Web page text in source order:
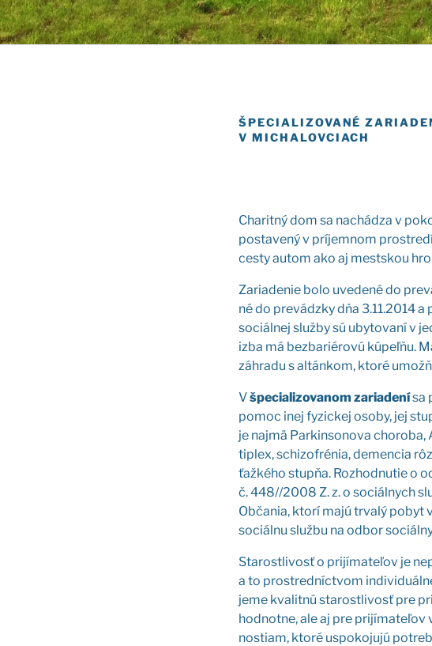
ŠPECIALIZOVANÉ
V MICHALOVCIACH
Cha­rit­ný dom sa nachá­dza v
posta­ve­ný v prí­jem­nom
ces­ty autom ako aj mest­skou
Zaria­de­nie bolo uve­de­né do
né do pre­vádz­ky dňa 3.11.2014
sociál­nej služ­by sú uby­to­va­ní v
izba má bez­ba­ri­é­ro­vú kúpeľ­ňu.
záh­ra­du s altán­kom, kto­ré
Všpe­cia­li­zo­va­nom zaria­de­nísa
pomoc inej fyzic­kej oso­by, jej
je naj­mä Par­kin­so­no­va
tip­lex, schi­zof­ré­nia, demen­cia
ťaž­ké­ho stup­ňa. Roz­hod­nu­tie o
č. 448//2008 Z. z. o sociál­nych
Obča­nia, kto­rí majú trva­lý pobyt
sociál­nu služ­bu na odbor
Sta­rost­li­vosť o pri­jí­ma­te­ľov je
a to pro­stred­níc­tvom
je­me kva­lit­nú sta­rost­li­vosť pre
hod­not­ne, ale aj pre
nos­tiam, kto­ré uspo­ko­ju­jú